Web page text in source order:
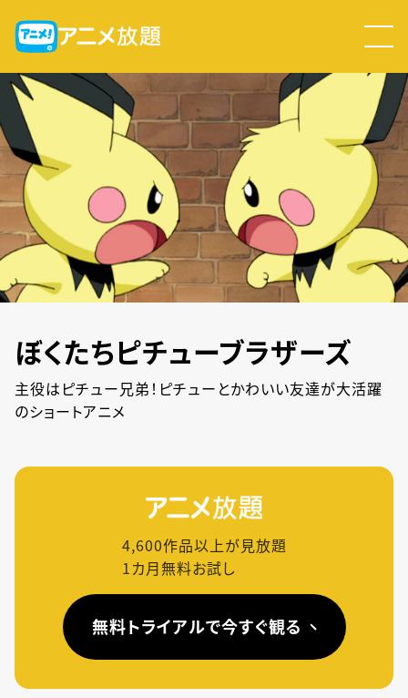
ぼくたちピチューブラザーズ
主役はピチュー兄弟！ピチューとかわいい友達が大活躍
のショートアニメ
4,600作品以上が見放題
1カ月無料お試し
無料トライアルで今すぐ観る